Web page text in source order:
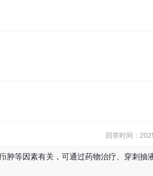
回答时间：
肿等因素有关，可通过药物治疗、穿刺抽